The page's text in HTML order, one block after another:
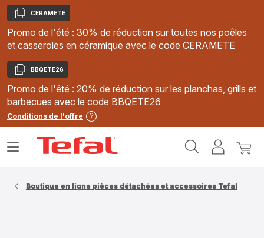
Copier
CERAMETE
Promo de l'été : 30% de réduction sur toutes nos poêles
et casseroles en céramique avec le code CERAMETE
Copier
BBQETE26
Promo de l'été : 20% de réduction sur les planchas, grills et
barbecues avec le code BBQETE26
Conditions de l'offre
MonMon
Ouvrir
Boutique en ligne pièces détachées et accessoires Tefal